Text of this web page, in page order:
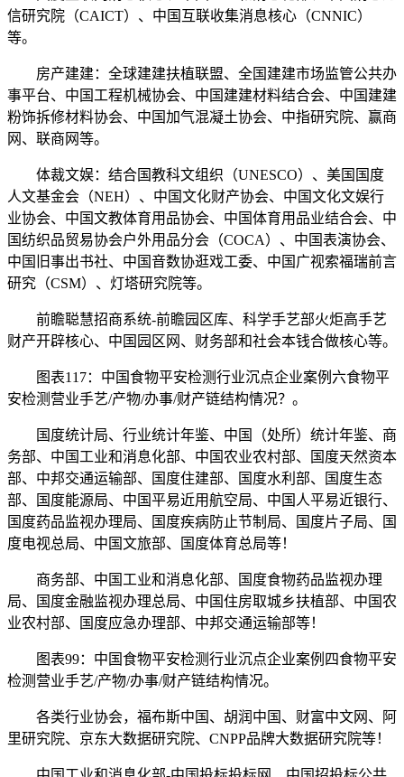
信研究院（CAICT）、中国互联收集消息核心（CNNIC）
等。
房产建建：全球建建扶植联盟、全国建建市场监管公共办
事平台、中国工程机械协会、中国建建材料结合会、中国建建
粉饰拆修材料协会、中国加气混凝土协会、中指研究院、赢商
网、联商网等。
体裁文娱：结合国教科文组织（UNESCO）、美国国度
人文基金会（NEH）、中国文化财产协会、中国文化文娱行
业协会、中国文教体育用品协会、中国体育用品业结合会、中
国纺织品贸易协会户外用品分会（COCA）、中国表演协会、
中国旧事出书社、中国音数协逛戏工委、中国广视索福瑞前言
研究（CSM）、灯塔研究院等。
前瞻聪慧招商系统-前瞻园区库、科学手艺部火炬高手艺
财产开辟核心、中国园区网、财务部和社会本钱合做核心等。
图表117：中国食物平安检测行业沉点企业案例六食物平
安检测营业手艺/产物/办事/财产链结构情况？。
国度统计局、行业统计年鉴、中国（处所）统计年鉴、商
务部、中国工业和消息化部、中国农业农村部、国度天然资本
部、中邦交通运输部、国度住建部、国度水利部、国度生态
部、国度能源局、中国平易近用航空局、中国人平易近银行、
国度药品监视办理局、国度疾病防止节制局、国度片子局、国
度电视总局、中国文旅部、国度体育总局等！
商务部、中国工业和消息化部、国度食物药品监视办理
局、国度金融监视办理总局、中国住房取城乡扶植部、中国农
业农村部、国度应急办理部、中邦交通运输部等！
图表99：中国食物平安检测行业沉点企业案例四食物平安
检测营业手艺/产物/办事/财产链结构情况。
各类行业协会，福布斯中国、胡润中国、财富中文网、阿
里研究院、京东大数据研究院、CNPP品牌大数据研究院等！